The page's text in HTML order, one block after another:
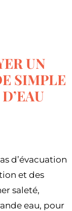
UN
SIMPLE
d’évacuation
et des
saleté,
eau, pour